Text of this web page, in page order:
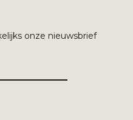
onze nieuwsbrief